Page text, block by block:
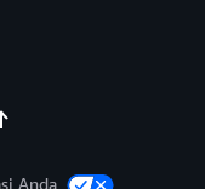
Anda